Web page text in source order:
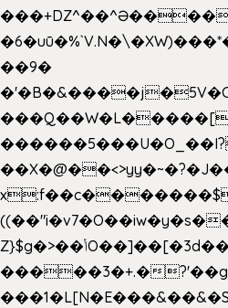
��9�
���Q��W�L�����[
Z}$g�>��ݳO��]��[�3d��_oަi�j��|
�����3�+.�